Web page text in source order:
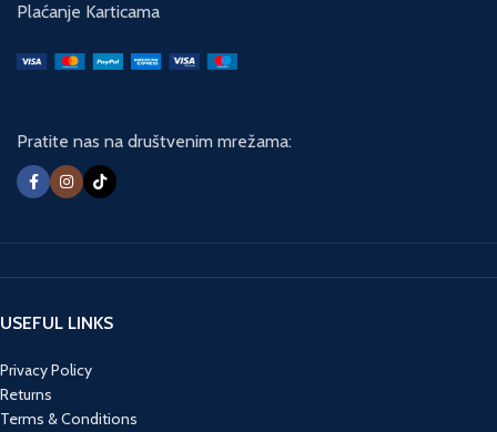
Plaćanje Karticama
Pratite nas na društvenim mrežama:
USEFUL LINKS
Privacy Policy
Returns
Terms & Conditions